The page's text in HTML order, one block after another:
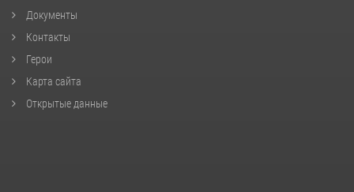
Документы
Контакты
Герои
Карта сайта
Открытые данные